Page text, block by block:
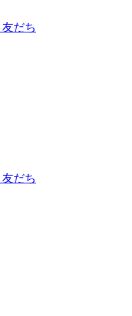
友だち
友だち